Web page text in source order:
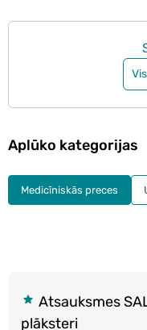
Atsauksmes
plāksteri
Aplūko kategorijas
Medicīniskās preces